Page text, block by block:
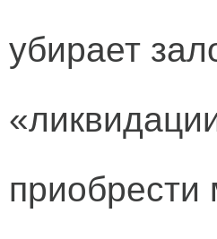
убирает
приобрести